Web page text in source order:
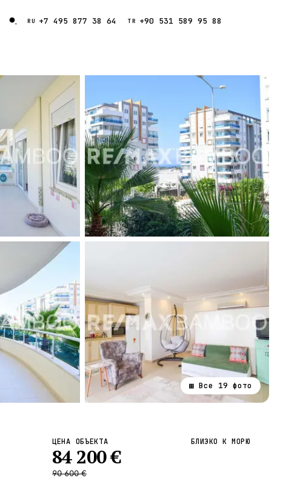
RU +7 495 877 38 64 TR +90 531 589 95 88
Таиланд
▦ Все 19 фото
ЦЕНА ОБЪЕКТА
84 200€
90 600 €
БЛИЗКО К МОРЮ